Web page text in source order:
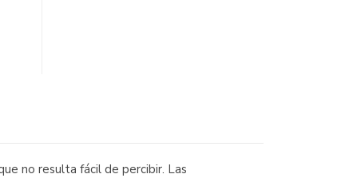
no resulta fácil de percibir. Las